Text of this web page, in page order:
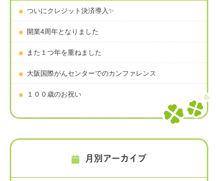
ついにクレジット決済導入✨
開業4周年となりました
また１つ年を重ねました
大阪国際がんセンターでのカンファレンス
１００歳のお祝い
月別アーカイブ